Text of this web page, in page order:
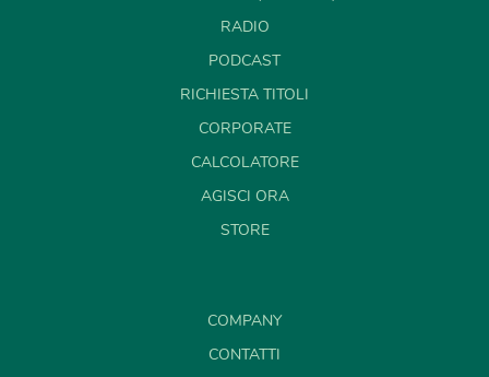
RADIO
PODCAST
RICHIESTA TITOLI
CORPORATE
CALCOLATORE
AGISCI ORA
STORE
COMPANY
CONTATTI